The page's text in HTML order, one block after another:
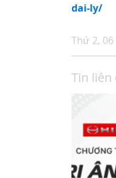
dai-ly/
Thứ 2,
Tin liên